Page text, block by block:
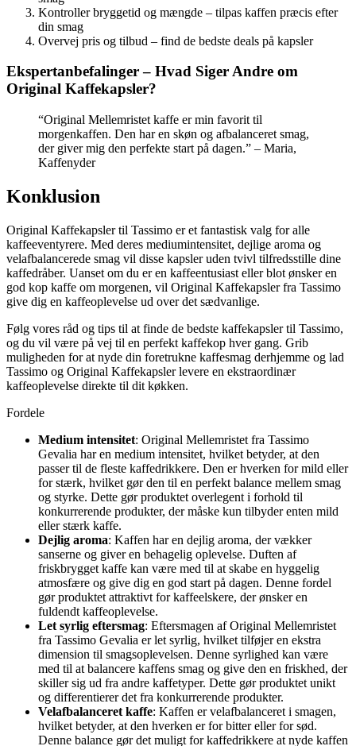
Kontroller bryggetid og mængde – tilpas kaffen præcis efter
din smag
Overvej pris og tilbud – find de bedste deals på kapsler
Ekspertanbefalinger – Hvad Siger Andre om
Original Kaffekapsler?
“Original Mellemristet kaffe er min favorit til
morgenkaffen. Den har en skøn og afbalanceret smag,
der giver mig den perfekte start på dagen.” – Maria,
Kaffenyder
Konklusion
Original Kaffekapsler til Tassimo er et fantastisk valg for alle
kaffeeventyrere. Med deres mediumintensitet, dejlige aroma og
velafbalancerede smag vil disse kapsler uden tvivl tilfredsstille dine
kaffedråber. Uanset om du er en kaffeentusiast eller blot ønsker en
god kop kaffe om morgenen, vil Original Kaffekapsler fra Tassimo
give dig en kaffeoplevelse ud over det sædvanlige.
Følg vores råd og tips til at finde de bedste kaffekapsler til Tassimo,
og du vil være på vej til en perfekt kaffekop hver gang. Grib
muligheden for at nyde din foretrukne kaffesmag derhjemme og lad
Tassimo og Original Kaffekapsler levere en ekstraordinær
kaffeoplevelse direkte til dit køkken.
Fordele
Medium intensitet: Original Mellemristet fra Tassimo
Gevalia har en medium intensitet, hvilket betyder, at den
passer til de fleste kaffedrikkere. Den er hverken for mild eller
for stærk, hvilket gør den til en perfekt balance mellem smag
og styrke. Dette gør produktet overlegent i forhold til
konkurrerende produkter, der måske kun tilbyder enten mild
eller stærk kaffe.
Dejlig aroma: Kaffen har en dejlig aroma, der vækker
sanserne og giver en behagelig oplevelse. Duften af
friskbrygget kaffe kan være med til at skabe en hyggelig
atmosfære og give dig en god start på dagen. Denne fordel
gør produktet attraktivt for kaffeelskere, der ønsker en
fuldendt kaffeoplevelse.
Let syrlig eftersmag: Eftersmagen af Original Mellemristet
fra Tassimo Gevalia er let syrlig, hvilket tilføjer en ekstra
dimension til smagsoplevelsen. Denne syrlighed kan være
med til at balancere kaffens smag og give den en friskhed, der
skiller sig ud fra andre kaffetyper. Dette gør produktet unikt
og differentierer det fra konkurrerende produkter.
Velafbalanceret kaffe: Kaffen er velafbalanceret i smagen,
hvilket betyder, at den hverken er for bitter eller for sød.
Denne balance gør det muligt for kaffedrikkere at nyde kaffen